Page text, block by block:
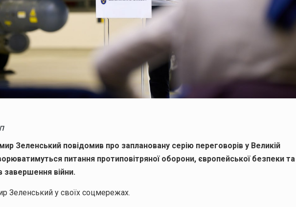
Зеленський повідомив про заплановану серію переговорів у Великій
питання протиповітряної оборони, європейської безпеки та
завершення війни.
Зеленський у своїх соцмережах.